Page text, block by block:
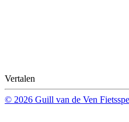
Vertalen
© 2026 Guill van de Ven